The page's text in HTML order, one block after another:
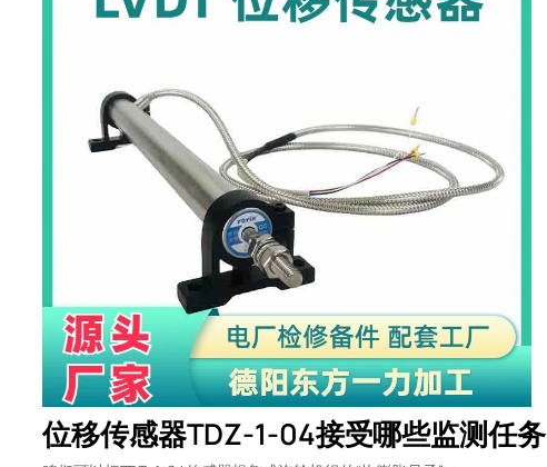
位移传感器TDZ-1-04接受哪些监测任务